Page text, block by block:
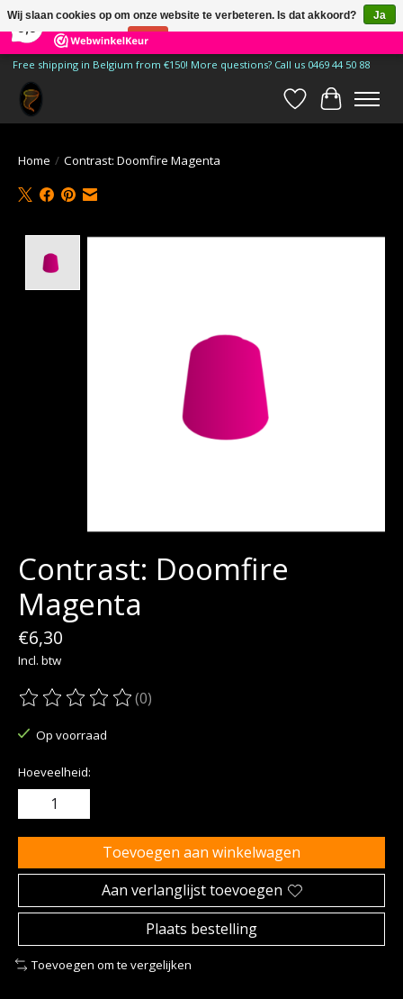
185 Reviews ×
Free shipping in Belgium from €150! More questions? Call us 0469 44 50 88
Verlanglijst
Home / Contrast: Doomfire Magenta
Product image slideshow Items
Contrast: Doomfire
Magenta
€6,30
Incl. btw
De beoordeling van dit product is
(0)
Op voorraad
Hoeveelheid:
Toevoegen aan winkelwagen
Aan verlanglijst toevoegen
Plaats bestelling
Toevoegen om te vergelijken
Wij slaan cookies op om onze website te verbeteren. Is dat akkoord?
Ja
Nee